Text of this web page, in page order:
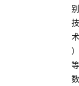
别
技
术
）
等
数